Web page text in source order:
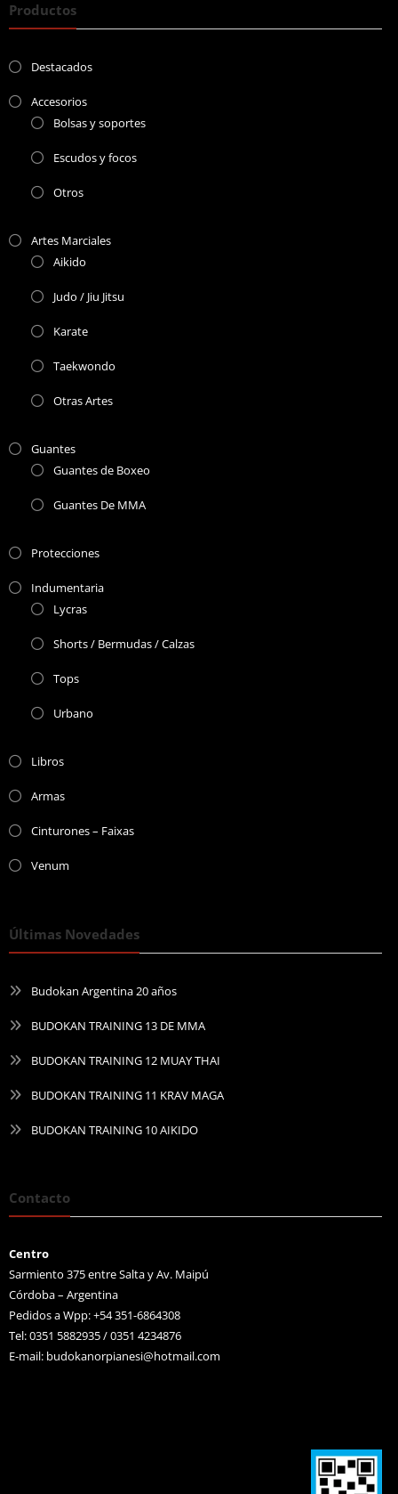
Productos
Destacados
Accesorios
Bolsas y soportes
Escudos y focos
Otros
Artes Marciales
Aikido
Judo / Jiu Jitsu
Karate
Taekwondo
Otras Artes
Guantes
Guantes de Boxeo
Guantes De MMA
Protecciones
Indumentaria
Lycras
Shorts / Bermudas / Calzas
Tops
Urbano
Libros
Armas
Cinturones – Faixas
Venum
Últimas Novedades
Budokan Argentina 20 años
BUDOKAN TRAINING 13 DE MMA
BUDOKAN TRAINING 12 MUAY THAI
BUDOKAN TRAINING 11 KRAV MAGA
BUDOKAN TRAINING 10 AIKIDO
Contacto
Centro
Sarmiento 375 entre Salta y Av. Maipú
Córdoba – Argentina
Pedidos a Wpp: +54 351-6864308
Tel: 0351 5882935 / 0351 4234876
E-mail: budokanorpianesi@hotmail.com